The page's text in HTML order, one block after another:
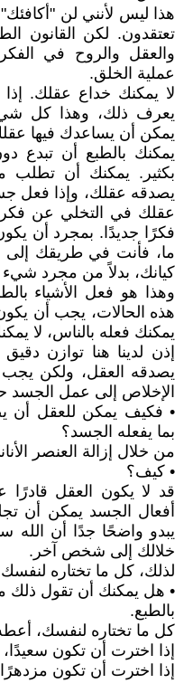
هذا ليس لأنني لن
تعتقدون. لكن القانون
والعقل والروح في
عملية الخلق.
لا يمكنك خداع عقلك.
يعرف ذلك، وهذا كل
يمكن أن يساعدك فيها
يمكنك بالطبع أن تبدع
بكثير. يمكنك أن
يصدقه عقلك، وإذا فعل
عقلك في التخلي عن
فكرًا جديدًا. بمجرد أن
ما، فأنت في طريقك إلى
كيانك، بدلاً من مجرد شيء
وهذا هو فعل الأشياء
هذه الحالات، يجب أن
يمكنك فعله بالناس، لا
إذن لدينا هنا توازن
يصدقه العقل، ولكن
الإخلاص إلى عمل الجسد
• فكيف يمكن للعقل أن
بما يفعله الجسد؟
من خلال إزالة العنصر
• كيف؟
قد لا يكون العقل
أفعال الجسد يمكن أن
يبدو واضحًا جدًا أن الله
خلالك إلى شخص آخر.
لذلك، كل ما تختاره
• هل يمكنك أن تقول
بالطبع.
كل ما تختاره لنفسك،
إذا اخترت أن تكون
إذا اخترت أن تكون